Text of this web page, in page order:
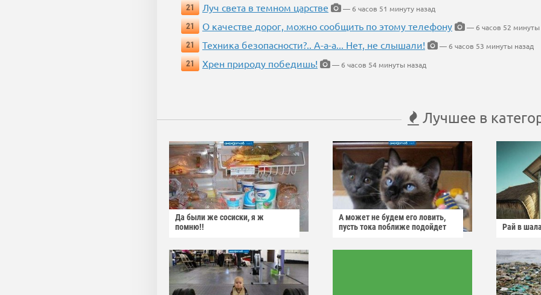
21
Луч света в темном царстве
— 6 часов 51 минуту назад
21
О качестве дорог, можно сообщить по этому телефону
— 6 часов 52 минуты
21
Техника безопасности?.. А-а-а... Нет, не слышали!
— 6 часов 53 минуты назад
21
Хрен природу победишь! — 6 часов 54 минуты назад
Лучшее в
Да были же сосиски, я ж
помню!!
А может не будем его ловить,
пусть тока поближе подойдет
Рай в